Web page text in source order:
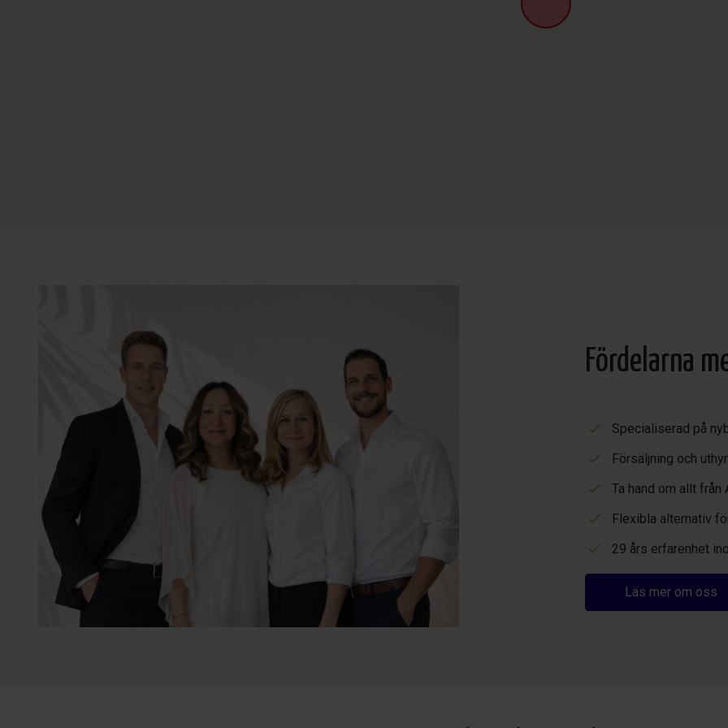
Fördelarna
Specialiserad på
Försäljning och
Ta hand om allt från
Flexibla alternativ
29 års erfarenhet
Läs mer om oss